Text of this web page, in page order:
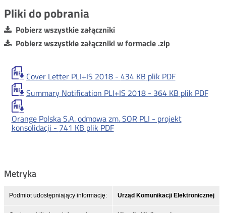
Pliki do pobrania
Pobierz wszystkie załączniki
Pobierz wszystkie załączniki w formacie .zip
Cover Letter PLI+IS 2018 - 434 KB plik PDF
Summary Notification PLI+IS 2018 - 364 KB plik PDF
Orange Polska S.A. odmowa zm. SOR PLI - projekt
konsolidacji - 741 KB plik PDF
Metryka
Podmiot udostępniający informację: Urząd Komunikacji Elektronicznej